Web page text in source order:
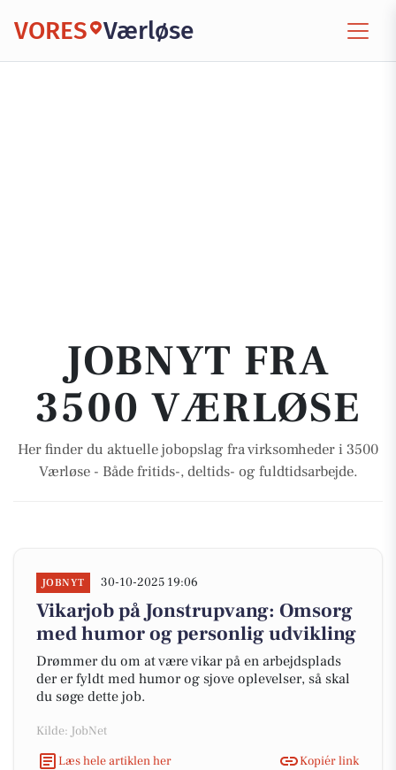
VORES Værløse
JOBNYT FRA
3500 VÆRLØSE
Her finder du aktuelle jobopslag fra virksomheder i 3500
Værløse - Både fritids-, deltids- og fuldtidsarbejde.
JOBNYT 30-10-2025 19:06
Vikarjob på Jonstrupvang: Omsorg
med humor og personlig udvikling
Drømmer du om at være vikar på en arbejdsplads
der er fyldt med humor og sjove oplevelser, så skal
du søge dette job.
Kilde: JobNet
Læs hele artiklen her
Kopiér link